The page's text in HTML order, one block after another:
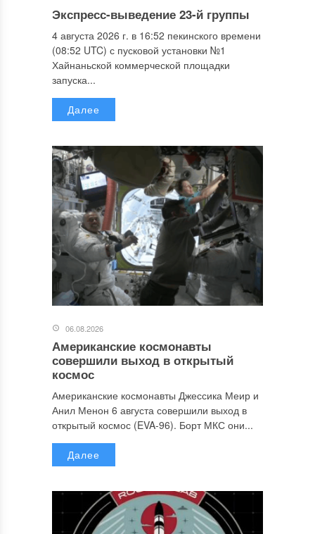
Экспресс-выведение 23-й группы
4 августа 2026 г. в 16:52 пекинского времени
(08:52 UTC) с пусковой установки №1
Хайнаньской коммерческой площадки
запуска...
Далее
06.08.2026
Американские космонавты
совершили выход в открытый
космос
Американские космонавты Джессика Меир и
Анил Менон 6 августа совершили выход в
открытый космос (EVA-96). Борт МКС они...
Далее